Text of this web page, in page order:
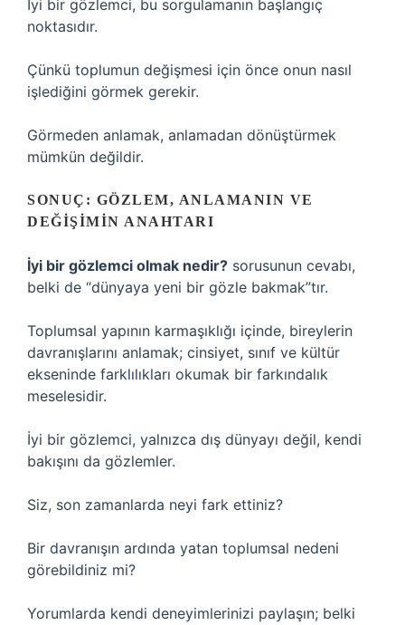
İyi bir gözlemci, bu sorgulamanın başlangıç
noktasıdır.
Çünkü toplumun değişmesi için önce onun nasıl
işlediğini görmek gerekir.
Görmeden anlamak, anlamadan dönüştürmek
mümkün değildir.
SONUÇ: GÖZLEM, ANLAMANIN VE
DEĞIŞIMIN ANAHTARI
İyi bir gözlemci olmak nedir? sorusunun cevabı,
belki de “dünyaya yeni bir gözle bakmak”tır.
Toplumsal yapının karmaşıklığı içinde, bireylerin
davranışlarını anlamak; cinsiyet, sınıf ve kültür
ekseninde farklılıkları okumak bir farkındalık
meselesidir.
İyi bir gözlemci, yalnızca dış dünyayı değil, kendi
bakışını da gözlemler.
Siz, son zamanlarda neyi fark ettiniz?
Bir davranışın ardında yatan toplumsal nedeni
görebildiniz mi?
Yorumlarda kendi deneyimlerinizi paylaşın; belki